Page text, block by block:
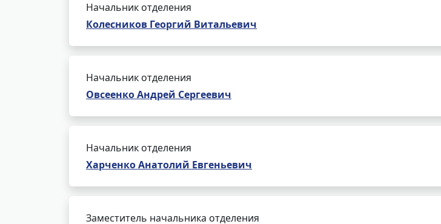
Начальник отделения
Колесников Георгий Витальевич
Начальник отделения
Овсеенко Андрей Сергеевич
Начальник отделения
Харченко Анатолий Евгеньевич
Заместитель начальника отделения